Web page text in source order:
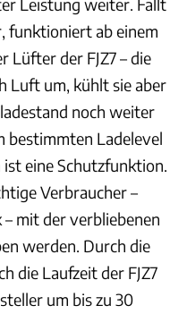
funktioniert ab einem
Lüfter der FJZ7 – die
Luft um, kühlt sie aber
noch weiter
bestimmten Ladelevel
eine Schutzfunktion.
Verbraucher –
mit der verbliebenen
werden. Durch die
die Laufzeit der FJZ7
um bis zu 30